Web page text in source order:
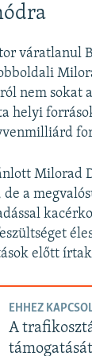
váratlanul
nem sokat
helyi
Milorad
a
előtt
EHHEZ
A